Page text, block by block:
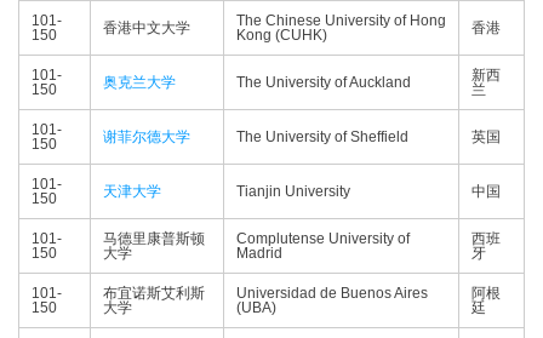
101-
150
香港中文大学
The Chinese University of Hong
Kong (CUHK)
香港
101-
150
奥克兰大学 The University of Auckland
新西
兰
101-
150
谢菲尔德大学 The University of Sheffield 英国
101-
150
天津大学 Tianjin University 中国
101-
150
马德里康普斯顿
大学
Complutense University of
Madrid
西班
牙
101-
150
布宜诺斯艾利斯
大学
Universidad de Buenos Aires
(UBA)
阿根
廷